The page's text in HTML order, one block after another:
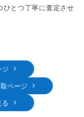
ひとつ丁寧に査定させ
ジ
ページ
る